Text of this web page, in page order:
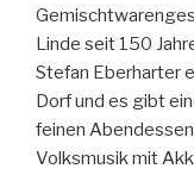
Linde seit 150
Stefan Eberharter
Dorf und es gibt
feinen
Volksmusik mit